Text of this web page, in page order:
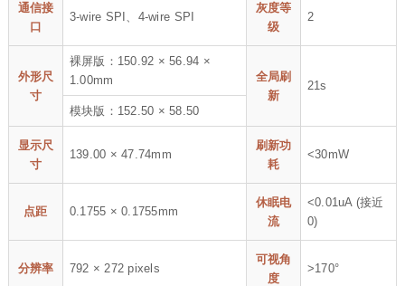
通信接
口
3-wire SPI、4-wire SPI
灰度等
级
2
外形尺
寸
裸屏版：150.92 × 56.94 ×
1.00mm
全局刷
新
21s
模块版：152.50 × 58.50
显示尺
寸
139.00 × 47.74mm
刷新功
耗
<30mW
点距 0.1755 × 0.1755mm
休眠电
流
<0.01uA (接近
0)
分辨率 792 × 272 pixels
可视角
度
>170°